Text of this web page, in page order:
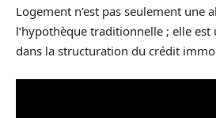
Logement n’est pas seulement une
l’hypothèque traditionnelle ; elle
dans la structuration du crédit